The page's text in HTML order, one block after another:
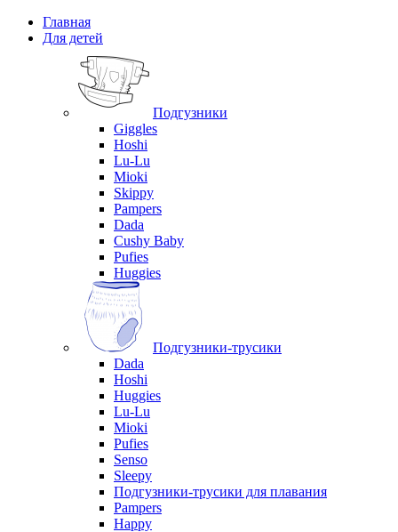
Главная
Для детей
Подгузники
Giggles
Hoshi
Lu-Lu
Mioki
Skippy
Pampers
Dada
Cushy Baby
Pufies
Huggies
Подгузники-трусики
Dada
Hoshi
Huggies
Lu-Lu
Mioki
Pufies
Senso
Sleepy
Подгузники-трусики для плавания
Pampers
Happy